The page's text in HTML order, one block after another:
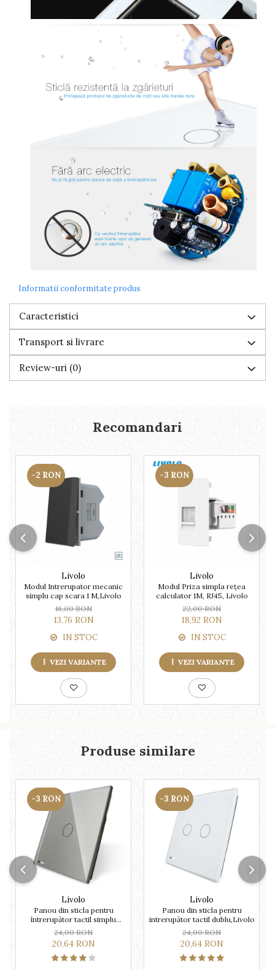
Informatii conformitate produs
Caracteristici
Transport si livrare
Review-uri (0)
Recomandari
-2 RON
Livolo
Modul Intrerupator mecanic
simplu cap scara 1 M,Livolo
16,00 RON
13,76 RON
IN STOC
VEZI VARIANTE
-3 RON
Livolo
Modul Priza simpla rețea
calculator 1M, RJ45, Livolo
22,00 RON
18,92 RON
IN STOC
VEZI VARIANTE
Produse similare
-3 RON
Livolo
Panou din sticla pentru
întrerupător tactil simplu
Livolo
24,00 RON
20,64 RON
-3 RON
Livolo
Panou din sticla pentru
intrerupător tactil dublu,Livolo
24,00 RON
20,64 RON